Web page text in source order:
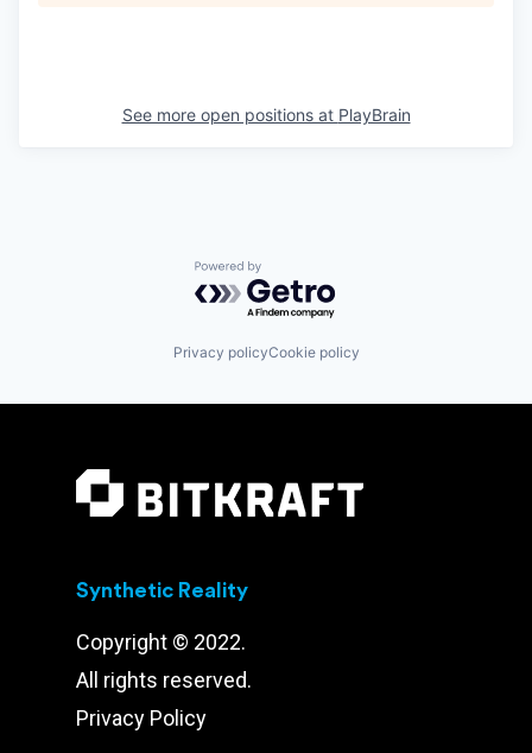
See more open positions at PlayBrain
Powered by Getro.com
Privacy policyCookie policy
Synthetic Reality
Copyright © 2022.
All rights reserved.
Privacy Policy